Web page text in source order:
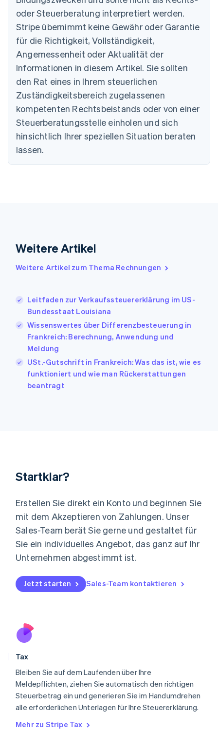
oder Steuerberatung interpretiert werden.
Stripe übernimmt keine Gewähr oder Garantie
für die Richtigkeit, Vollständigkeit,
Angemessenheit oder Aktualität der
Informationen in diesem Artikel. Sie sollten
den Rat eines in Ihrem steuerlichen
Zuständigkeitsbereich zugelassenen
kompetenten Rechtsbeistands oder von einer
Steuerberatungsstelle einholen und sich
hinsichtlich Ihrer speziellen Situation beraten
lassen.
Weitere Artikel
Weitere Artikel zum Thema Rechnungen
Leitfaden zur Verkaufssteuererklärung im US-
Bundesstaat Louisiana
Wissenswertes über Differenzbesteuerung in
Frankreich: Berechnung, Anwendung und
Meldung
USt.-Gutschrift in Frankreich: Was das ist, wie es
funktioniert und wie man Rückerstattungen
beantragt
Startklar?
Erstellen Sie direkt ein Konto und beginnen Sie
mit dem Akzeptieren von Zahlungen. Unser
Sales-Team berät Sie gerne und gestaltet für
Sie ein individuelles Angebot, das ganz auf Ihr
Unternehmen abgestimmt ist.
Jetzt starten Sales-Team kontaktieren
Tax
Bleiben Sie auf dem Laufenden über Ihre
Meldepflichten, ziehen Sie automatisch den richtigen
Steuerbetrag ein und generieren Sie im Handumdrehen
alle erforderlichen Unterlagen für Ihre Steuererklärung.
Mehr zu Stripe Tax
Australien
English
Belgien
NederlandsFrançaisDeutschEnglish
Português English
Bulgarien
English
Dänemark
English
Deutschland
Estland
English
Griechenland
English
Italien
ItalianoEnglish
Japan
Kanada
EnglishFrançais
Kroatien
English Italiano
Lettland
English简体中文
English
Mexiko
Español English
Neuseeland
English
NederlandsEnglish
English
Österreich
Portugal
Português
Schweden
Schweiz
DeutschFrançaisItalianoEnglish
Singapur
Slowakei